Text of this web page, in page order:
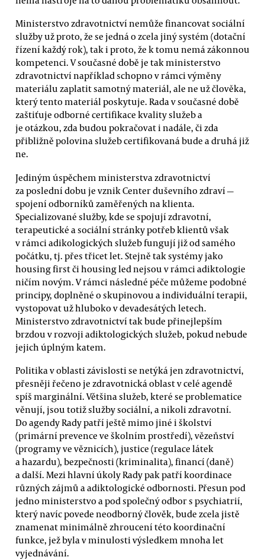
Ministerstvo zdravotnictví nemůže financovat sociální
služby už proto, že se jedná o zcela jiný systém (dotační
řízení každý rok), tak i proto, že k tomu nemá zákonnou
kompetenci. V současné době je tak ministerstvo
zdravotnictví například schopno v rámci výměny
materiálu zaplatit samotný materiál, ale ne už člověka,
který tento materiál poskytuje. Rada v současné době
zaštiťuje odborné certifikace kvality služeb a
je otázkou, zda budou pokračovat i nadále, či zda
přibližně polovina služeb certifikovaná bude a druhá již
ne.
Jediným úspěchem ministerstva zdravotnictví
za poslední dobu je vznik Center duševního zdraví —
spojení odborníků zaměřených na klienta.
Specializované služby, kde se spojují zdravotní,
terapeutické a sociální stránky potřeb klientů však
v rámci adikologických služeb fungují již od samého
počátku, tj. přes třicet let. Stejně tak systémy jako
housing first či housing led nejsou v rámci adiktologie
ničím novým. V rámci následné péče můžeme podobné
principy, doplněné o skupinovou a individuální terapii,
vystopovat už hluboko v devadesátých letech.
Ministerstvo zdravotnictví tak bude přinejlepším
brzdou v rozvoji adiktologických služeb, pokud nebude
jejich úplným katem.
Politika v oblasti závislosti se netýká jen zdravotnictví,
přesněji řečeno je zdravotnická oblast v celé agendě
spíš marginální. Většina služeb, které se problematice
věnují, jsou totiž služby sociální, a nikoli zdravotní.
Do agendy Rady patří ještě mimo jiné i školství
(primární prevence ve školním prostředí), vězeňství
(programy ve věznicích), justice (regulace látek
a hazardu), bezpečnosti (kriminalita), financí (daně)
a další. Mezi hlavní úkoly Rady pak patří koordinace
různých zájmů a adiktologické odbornosti. Přesun pod
jedno ministerstvo a pod společný odbor s psychiatrií,
který navíc povede neodborný člověk, bude zcela jistě
znamenat minimálně zhroucení této koordinační
funkce, jež byla v minulosti výsledkem mnoha let
vyjednávání.